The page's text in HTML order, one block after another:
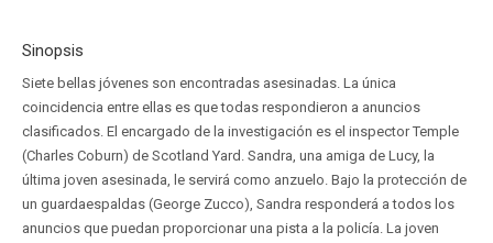
Sinopsis
Siete bellas jóvenes son encontradas asesinadas. La única
coincidencia entre ellas es que todas respondieron a anuncios
clasificados. El encargado de la investigación es el inspector Temple
(Charles Coburn) de Scotland Yard. Sandra, una amiga de Lucy, la
última joven asesinada, le servirá como anzuelo. Bajo la protección de
un guardaespaldas (George Zucco), Sandra responderá a todos los
anuncios que puedan proporcionar una pista a la policía. La joven